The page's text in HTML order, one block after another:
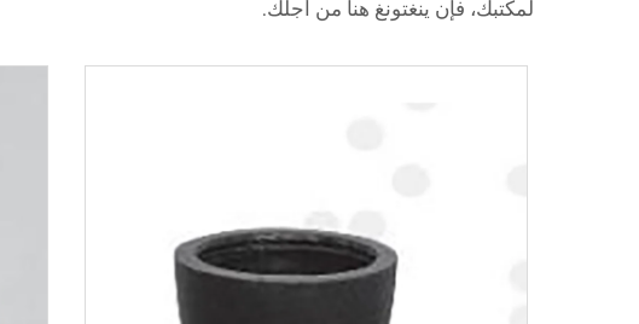
لمكتبك، فإن ينغتونغ هنا من أجلك.